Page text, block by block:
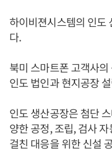
하이비젼시스템의 인도
다.
북미 스마트폰 고객사
인도 법인과 현지공장
인도 생산공장은 첨단
양한 공정, 조립, 검사
걸친 대응을 위한 신설